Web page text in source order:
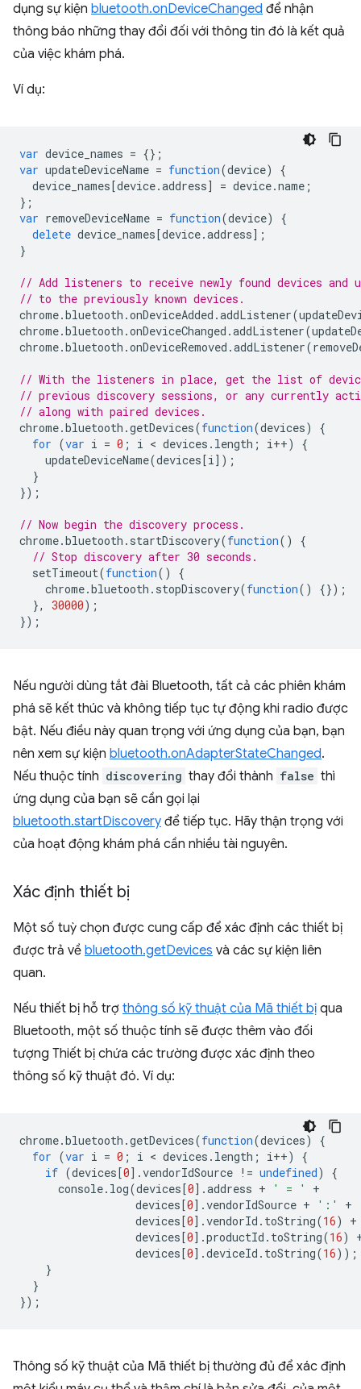
dụng sự kiện bluetooth.onDeviceChanged để nhận
thông báo những thay đổi đối với thông tin đó là kết quả
của việc khám phá.
Ví dụ:
var device_names = {};
var updateDeviceName = function(device)
{
device_names[device.address] = device.name ;
};
var removeDeviceName = function(device)
{
delete device_names[device.address];
}
// Add listeners to receive newly found devices and
// to the previously known devices.
chrome.bluetooth .onDeviceAdded .addListener(
chrome.bluetooth .onDeviceChanged .addListener(
chrome.bluetooth .onDeviceRemoved .addListener(
// With the listeners in place, get the list of
// previous discovery sessions, or any currently
// along with paired devices.
chrome.bluetooth .getDevices(function(devices)
{
for (var i = 0 ; i < devices . length ; i++)
{
updateDeviceName(devices[i]);
}
});
// Now begin the discovery process.
chrome.bluetooth . startDiscovery(function()
{
// Stop discovery after 30 seconds.
setTimeout(function()
{
chrome.bluetooth . stopDiscovery(function()
{});
},
30000);
});
Nếu người dùng tắt đài Bluetooth, tất cả các phiên khám
phá sẽ kết thúc và không tiếp tục tự động khi radio được
bật. Nếu điều này quan trọng với ứng dụng của bạn, bạn
nên xem sự kiện bluetooth.onAdapterStateChanged.
Nếu thuộc tính discovering thay đổi thành false thì
ứng dụng của bạn sẽ cần gọi lại
bluetooth.startDiscovery để tiếp tục. Hãy thận trọng với
của hoạt động khám phá cần nhiều tài nguyên.
Xác định thiết bị
Một số tuỳ chọn được cung cấp để xác định các thiết bị
được trả về bluetooth.getDevices và các sự kiện liên
quan.
Nếu thiết bị hỗ trợ thông số kỹ thuật của Mã thiết bị qua
Bluetooth, một số thuộc tính sẽ được thêm vào đối
tượng Thiết bị chứa các trường được xác định theo
thông số kỹ thuật đó. Ví dụ:
chrome.bluetooth .getDevices(function(devices)
{
for (var i = 0 ; i < devices . length ; i++)
{
if (devices[0].vendorIdSource != undefined)
{
console. log(devices[0].address + ' = '
+
devices[0].vendorIdSource + ':'
+
devices[0].vendorId . toString(16)
+
devices[0].productId . toString(16)
devices[0].deviceId . toString(16));
}
}
});
Thông số kỹ thuật của Mã thiết bị thường đủ để xác định